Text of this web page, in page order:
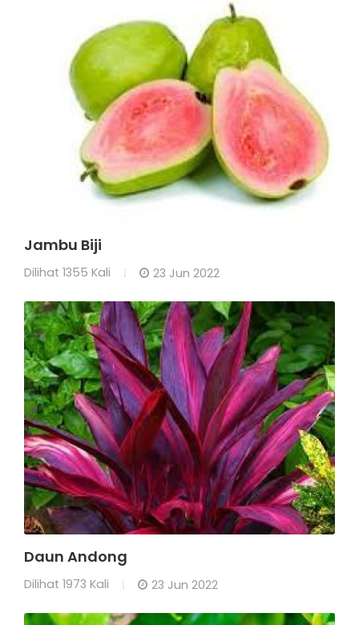
Jambu Biji
Dilihat 1355 Kali 23 Jun 2022
Daun Andong
Dilihat 1973 Kali 23 Jun 2022